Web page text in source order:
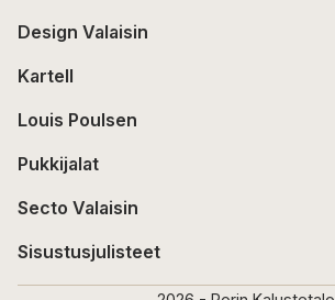
Design Valaisin
Kartell
Louis Poulsen
Pukkijalat
Secto Valaisin
Sisustusjulisteet